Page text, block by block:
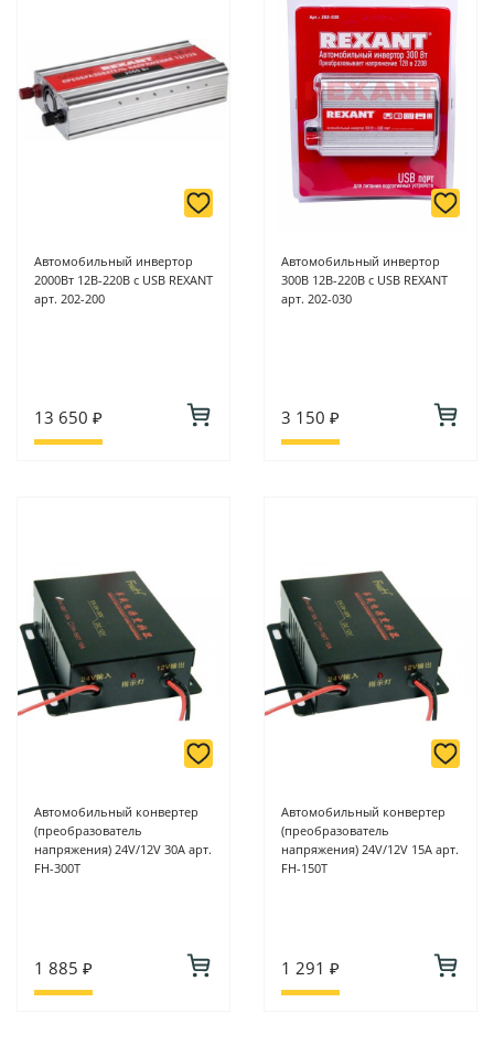
Автомобильный инвертор
2000Вт 12В-220В c USB REXANT
арт. 202-200
13 650 ₽
Автомобильный инвертор
300В 12В-220В c USB REXANT
арт. 202-030
3 150 ₽
Автомобильный конвертер
(преобразователь
напряжения) 24V/12V 30А арт.
FH-300T
1 885 ₽
Автомобильный конвертер
(преобразователь
напряжения) 24V/12V 15A арт.
FH-150T
1 291 ₽